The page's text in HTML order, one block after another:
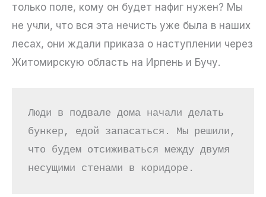
только поле, кому он будет нафиг нужен? Мы
не учли, что вся эта нечисть уже была в наших
лесах, они ждали приказа о наступлении через
Житомирскую область на Ирпень и Бучу.
Люди в подвале дома начали делать
бункер, едой запасаться. Мы решили,
что будем отсиживаться между двумя
несущими стенами в коридоре.